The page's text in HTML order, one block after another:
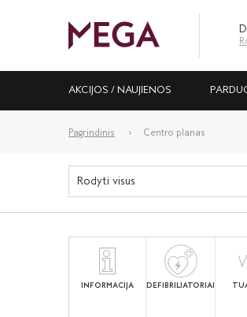
AKCIJOS / NAUJIENOS
Pagrindinis Centro planas
Rodyti visus
INFORMACIJA DEFIBRILIATORIAI